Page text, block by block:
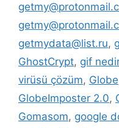
getmydata@list.ru,
GhostCrypt, gif nedir
virüsü çözüm, Globe
GlobeImposter 2.0,
Gomasom, google